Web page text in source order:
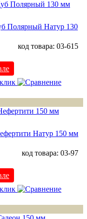
Полярный Натур 130
код товара: 03-615
Натур 150 мм
код товара: 03-97